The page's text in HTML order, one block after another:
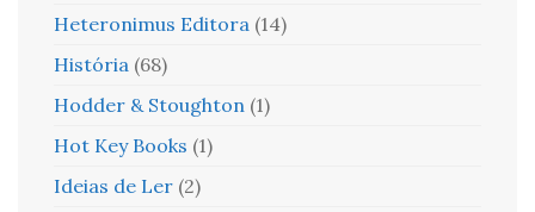
Heteronimus Editora (14)
História (68)
Hodder & Stoughton (1)
Hot Key Books (1)
Ideias de Ler (2)